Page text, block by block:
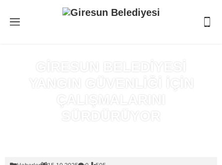
GİRESUN BELEDİYESİ
YANGIN GÜVENLİĞİ İÇİN
ÇALIŞMALARINI
SÜRDÜRÜYOR